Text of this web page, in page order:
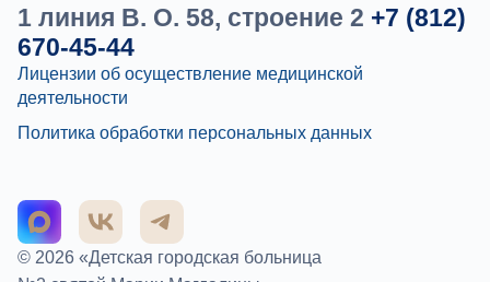
1 линия В. О. 58, строение 2 +7 (812)
670-45-44
Лицензии об осуществление медицинской
деятельности
Политика обработки персональных данных
© 2026 «Детская городская больница